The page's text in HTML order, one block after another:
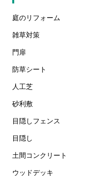
庭のリフォーム
雑草対策
門扉
防草シート
人工芝
砂利敷
目隠しフェンス
目隠し
土間コンクリート
ウッドデッキ